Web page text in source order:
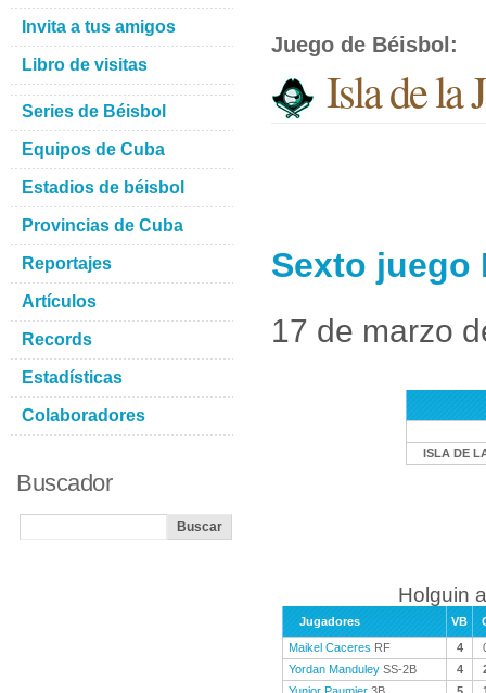
Juego de Béisbol :
Isla de la
Sexto juego
17 de marzo
ISLA DE
Holguin
Jugadores VB
Maikel Caceres RF 4
Yordan Manduley SS-2B 4
Invita a tus amigos
Libro de visitas
Series de Béisbol
Equipos de Cuba
Estadios de béisbol
Provincias de Cuba
Reportajes
Artículos
Records
Estadísticas
Colaboradores
Buscador